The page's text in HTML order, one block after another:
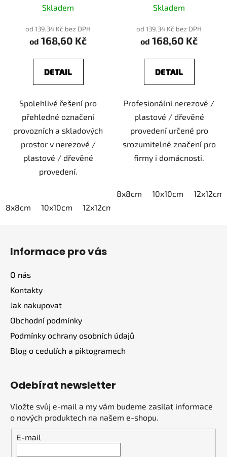
Skladem
od 139,34 Kč bez DPH
od 168,60 Kč
DETAIL
Spolehlivé řešení pro
přehledné označení
provozních a skladových
prostor v nerezové /
plastové / dřevěné
provedení.
8x8cm 10x10cm 12x12cm
Skladem
od 139,34 Kč bez DPH
od 168,60 Kč
DETAIL
Profesionální nerezové /
plastové / dřevěné
provedení určené pro
srozumitelné značení pro
firmy i domácnosti.
8x8cm 10x10cm 12x12cm
Informace pro vás
O nás
Kontakty
Jak nakupovat
Obchodní podmínky
Podmínky ochrany osobních údajů
Blog o cedulích a piktogramech
Odebírat newsletter
Vložte svůj e-mail a my vám budeme zasílat informace
o nových produktech na našem e-shopu.
E-mail